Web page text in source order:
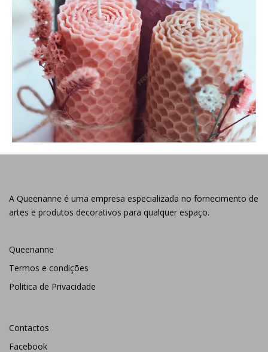
A Queenanne é uma empresa especializada no fornecimento de
artes e produtos decorativos para qualquer espaço.
Queenanne
Termos e condições
Politica de Privacidade
Contactos
Facebook